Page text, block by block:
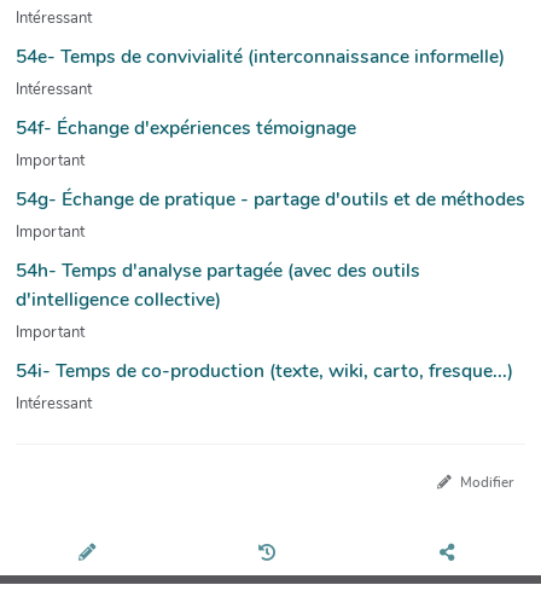
Intéressant
54e- Temps de convivialité (interconnaissance informelle)
Intéressant
54f- Échange d'expériences témoignage
Important
54g- Échange de pratique - partage d'outils et de méthodes
Important
54h- Temps d'analyse partagée (avec des outils
d'intelligence collective)
Important
54i- Temps de co-production (texte, wiki, carto, fresque...)
Intéressant
Modifier